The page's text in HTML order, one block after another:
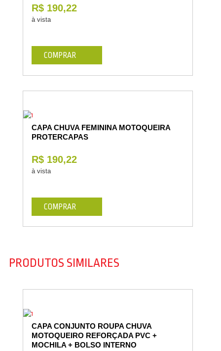
R$ 190,22
à vista
COMPRAR
CAPA CHUVA FEMININA MOTOQUEIRA
PROTERCAPAS
R$ 190,22
à vista
COMPRAR
PRODUTOS SIMILARES
CAPA CONJUNTO ROUPA CHUVA
MOTOQUEIRO REFORÇADA PVC +
MOCHILA + BOLSO INTERNO